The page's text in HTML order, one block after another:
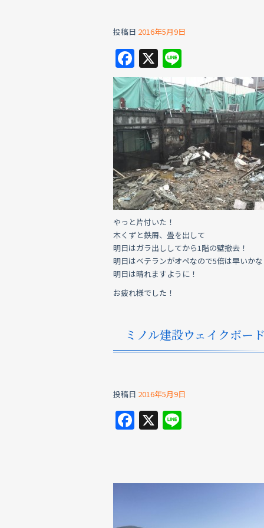
投稿日 2016年5月9日
F
a
c
e
b
o
o
k
X
n
e
やっと片付いた！
木くずと鉄屑、畳を出して
明日はガラ出ししてから1階の壁撤去！
明日はベテランがオペなので5倍は早いか
明日は晴れますように！
お疲れ様でした！
ミノル建設ウェイクボー
投稿日 2016年5月9日
F
a
e
X